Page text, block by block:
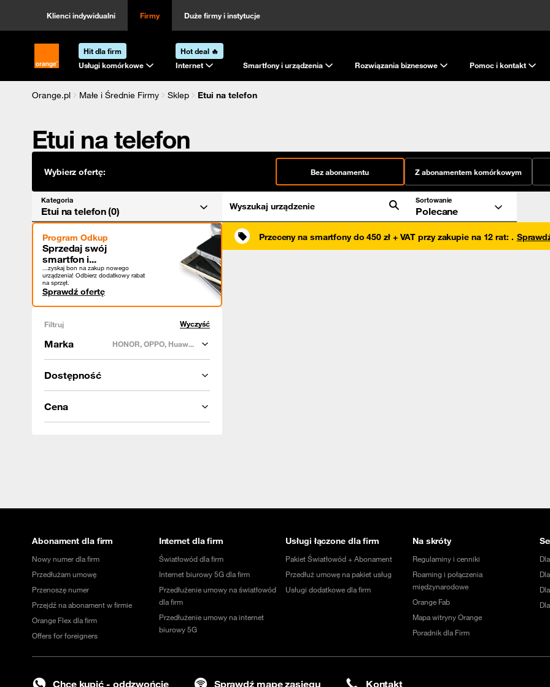
Klienci indywidualni Firmy Duże firmy i instytucje
Strona główna Orange.pl
Hit dla firm
Usługi komórkowe
Hot deal 🔥
Internet
Smartfony i urządzenia Rozwiązania biznesowe Pomoc i kontakt
Orange.pl Małe i Średnie Firmy Sklep
Etui na telefon
Etui na telefon
Wybierz ofertę: Bez abonamentu Z abonamentem komórkowym
Kategoria
Etui na telefon (0) Wyszukaj urządzenie
Sortowanie
Polecane
Program Odkup
Sprzedaj swój
smartfon i...
...zyskaj bon na zakup nowego
urządzenia! Odbierz dodatkowy rabat
na sprzęt.
Sprawdź ofertę
Filtruj Wyczyść
Marka HONOR, OPPO, Huaw...
Dostępność
Cena
Przeceny na smartfony do 450 zł + VAT przy zakupie na 12 rat: .
Abonament dla firm
Nowy numer dla firm
Przedłużam umowę
Przenoszę numer
Przejdź na abonament w firmie
Orange Flex dla firm
Offers for foreigners
Internet dla firm
Światłowód dla firm
Internet biurowy 5G dla firm
Przedłużenie umowy na światłowód
dla firm
Przedłużenie umowy na internet
biurowy 5G
Usługi łączone dla firm
Pakiet Światłowód + Abonament
Przedłuż umowę na pakiet usług
Usługi dodatkowe dla firm
Na skróty
Regulaminy i cenniki
Roaming i połączenia
międzynarodowe
Orange Fab
Mapa witryny Orange
Poradnik dla Firm
Chcę kupić - oddzwońcie Sprawdź mapę zasięgu Kontakt